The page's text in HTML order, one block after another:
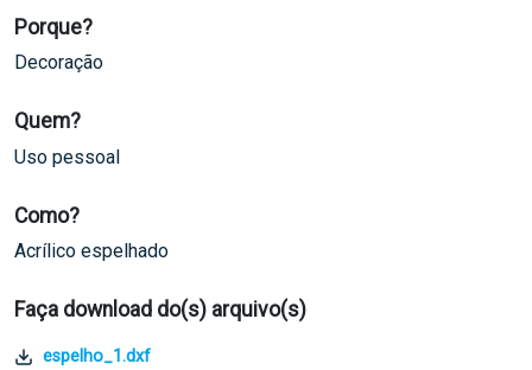
Porque?
Decoração
Quem?
Uso pessoal
Como?
Acrílico espelhado
Faça download do(s) arquivo(s)
espelho_1.dxf